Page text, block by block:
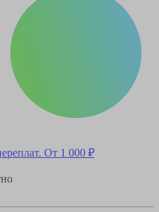
От 1 000 ₽